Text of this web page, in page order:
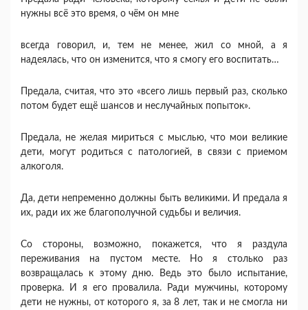
нужны всё это время, о чём он мне
всегда говорил, и, тем не менее, жил со мной, а я
надеялась, что он изменится, что я смогу его воспитать…
Предала, считая, что это «всего лишь первый раз, сколько
потом будет ещё шансов и неслучайных попыток».
Предала, не желая мириться с мыслью, что мои великие
дети, могут родиться с патологией, в связи с приемом
алкоголя.
Да, дети непременно должны быть великими. И предала я
их, ради их же благополучной судьбы и величия.
Со стороны, возможно, покажется, что я раздула
переживания на пустом месте. Но я столько раз
возвращалась к этому дню. Ведь это было испытание,
проверка. И я его провалила. Ради мужчины, которому
дети не нужны, от которого я, за 8 лет, так и не смогла ни